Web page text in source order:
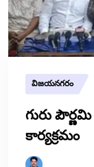
విజయనగరం
గురు
కార్యక్రమం